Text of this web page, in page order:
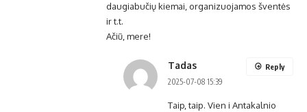
daugiabučių kiemai, organizuojamos šventės
ir t.t.
Ačiū, mere!
Tadas
2025-07-08 15:39
Taip, taip. Vien i Antakalnio
Reply